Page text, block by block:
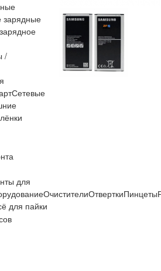
зарядные
/
Сетевые
для
ОчистителиОтверткиПинцеты
для пайки